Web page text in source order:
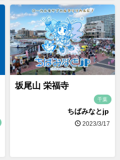
坂尾山 栄福寺
千葉
ちばみなとjp
2023/3/17